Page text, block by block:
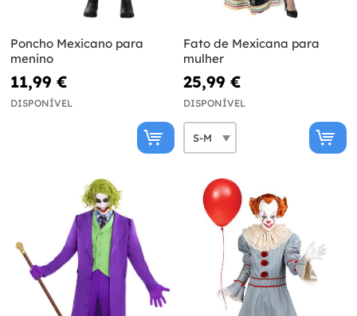
Poncho Mexicano para
menino
11,99 €
DISPONÍVEL
Fato de Mexicana para
mulher
25,99 €
DISPONÍVEL